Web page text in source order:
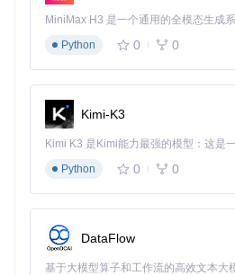
工具启动后将显示直观的操作界面，
工具主界面分为XML加解密、CFG
模块，操作流程清晰直观
实战案例：解决真实运维难
案例一：网络故障快速定位
后的XML文件并重新加密导入，问
统联系运营商处理的24小时等待时
Python
0 0
Kimi-K3
Python
0 0
DataFlow
基于大模型算子和工作流的高效文本大